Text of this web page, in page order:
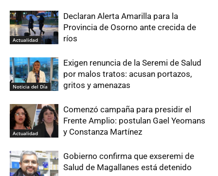
Actualidad
Declaran Alerta Amarilla para la
Provincia de Osorno ante crecida de
ríos
Noticia del Día
Exigen renuncia de la Seremi de Salud
por malos tratos: acusan portazos,
gritos y amenazas
Actualidad
Comenzó campaña para presidir el
Frente Amplio: postulan Gael Yeomans
y Constanza Martínez
Gobierno confirma que exseremi de
Salud de Magallanes está detenido